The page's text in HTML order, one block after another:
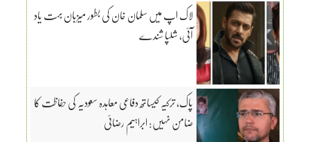
لاک اپ میں سلمان خان کی بطور میزبان بہت یاد
آئی، شلپا شندے
پاک، ترکیہ کیساتھ دفاعی معاہدہ سعودیہ کی حفاظت کا
ضامن نہیں: ابراہیم رضائی